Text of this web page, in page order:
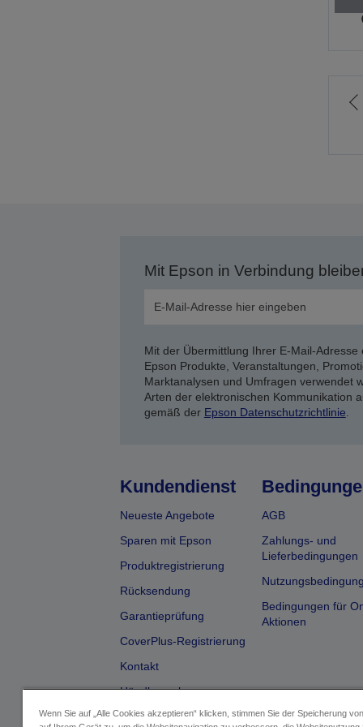
Mit Epson in Verbindung
Mit der Übermittlung Ihrer E-Mail-
Epson Produkte, Veranstaltungen,
Marktanalysen und Umfragen verwendet
Arten der elektronischen Kommunikation
gemäß der Epson Datenschutzrichtlinie.
Kundendienst
Neueste Angebote
Sparen mit Epson
Produktregistrierung
Rücksendung
Garantieprüfung
CoverPlus-Registrierung
Kontakt
Händlersuche
AGB
Zahlungs- und
Lieferbedingungen
Bedingungen für
Aktionen
Wenn Sie auf „Alle Cookies akzeptieren“ klicken, stimmen Sie der Speicherung